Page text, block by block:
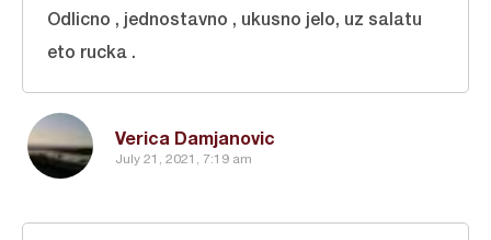
Verica Damjanovic
July 21, 2021, 7:19 am
Odlicno , jednostavno , ukusno jelo, uz salatu
eto rucka .